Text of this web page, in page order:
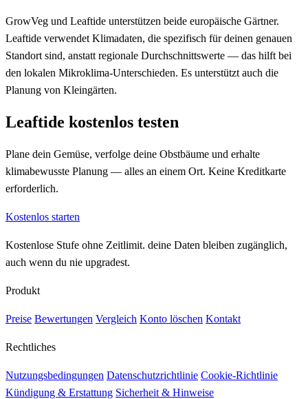
GrowVeg und Leaftide unterstützen beide europäische Gärtner.
Leaftide verwendet Klimadaten, die spezifisch für deinen genauen
Standort sind, anstatt regionale Durchschnittswerte — das hilft bei
den lokalen Mikroklima-Unterschieden. Es unterstützt auch die
Planung von Kleingärten.
Leaftide kostenlos testen
Plane dein Gemüse, verfolge deine Obstbäume und erhalte
klimabewusste Planung — alles an einem Ort. Keine Kreditkarte
erforderlich.
Kostenlos starten
Kostenlose Stufe ohne Zeitlimit. deine Daten bleiben zugänglich,
auch wenn du nie upgradest.
Produkt
Preise Bewertungen Vergleich Konto löschen Kontakt
Rechtliches
Nutzungsbedingungen Datenschutzrichtlinie Cookie-Richtlinie
Kündigung & Erstattung Sicherheit & Hinweise